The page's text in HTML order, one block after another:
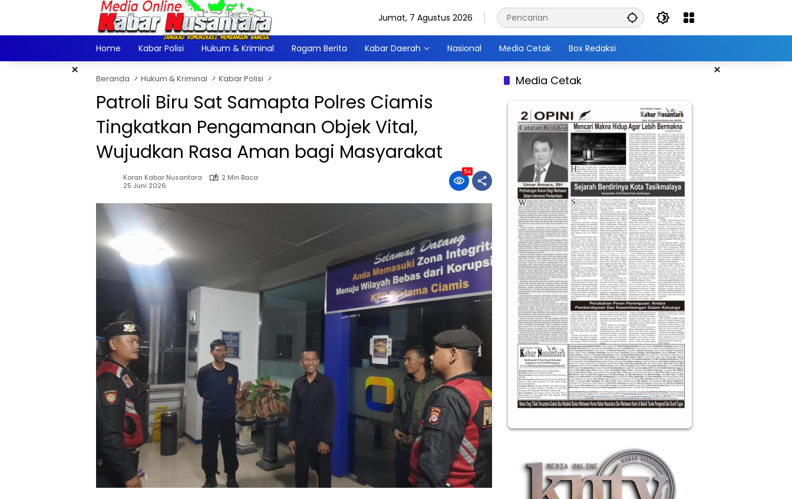
Jumat, 7 Agustus 2026
Home Kabar Polisi Hukum & Kriminal Ragam Berita Kabar Daerah Nasional Media Cetak Box Redaksi
× ×
Beranda Hukum & Kriminal Kabar Polisi
Patroli Biru Sat Samapta Polres Ciamis
Tingkatkan Pengamanan Objek Vital,
Wujudkan Rasa Aman bagi Masyarakat
Koran Kabar Nusantara
2 Min Baca
25 Juni 2026
54
Media Cetak